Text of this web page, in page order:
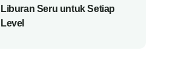
Liburan Seru untuk Setiap
Level